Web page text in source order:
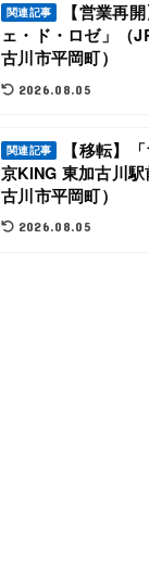
関連記事
【営業再
ェ・ド・ロゼ」（
古川市平岡町）
2026.08.05
関連記事
【移転】
京KING 東加古川
古川市平岡町）
2026.08.05